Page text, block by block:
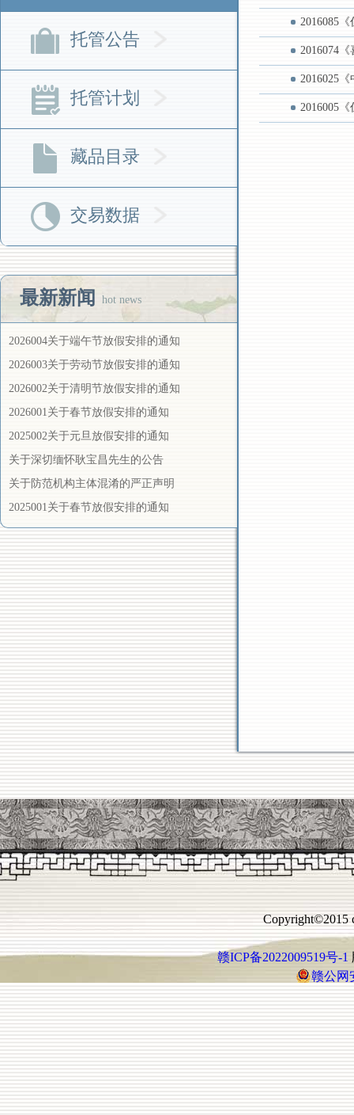
托管公告
托管计划
藏品目录
交易数据
最新新闻 hot news
2026004关于端午节放假安排的通知
2026003关于劳动节放假安排的通知
2026002关于清明节放假安排的通知
2026001关于春节放假安排的通知
2025002关于元旦放假安排的通知
关于深切缅怀耿宝昌先生的公告
关于防范机构主体混淆的严正声明
2025001关于春节放假安排的通知
2016085
2016074
2016025
2016005
Copyright©2015
赣ICP备2022009519号-1
赣公网